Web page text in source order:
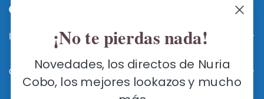
Info legal y DEVOLUCIONES
QUIÉN Y QUÉ ES NURIA COBO
GUÍA DE CAMBIOS Y DEVOLUCIONES
Contacte con nosotros
FLAGSHIP STORE SEVILLA
¡No te pierdas nada!
Novedades, los directos de Nuria
Cobo, los mejores lookazos y mucho